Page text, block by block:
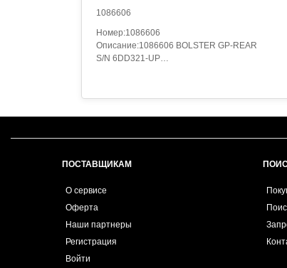
1086606
Номер:1086606
Описание:1086606 BOLSTER GP-REAR
S/N 6DD321-UP
WHEEL STEERING
AN ATTACHMENT,108-6606 BOLSTER GP-
S/N 6DD367-389
WHEEL STEERING
S/N 6ED366-379
AN ATTACHMENT,108-6606 BOLSTER GP-
ПОСТАВЩИКАМ
О сервисе
Оферта
Наши партнеры
Регистрация
Войти